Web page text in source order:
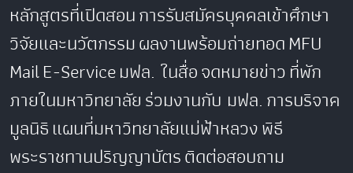
หลักสูตรที่เปิดสอนการรับสมัครบุคคลเข้าศึกษา
วิจัยและนวัตกรรมผลงานพร้อมถ่ายทอดMFU
MailE-Serviceมฟล. ในสื่อจดหมายข่าวที่พัก
ภายในมหาวิทยาลัยร่วมงานกับ มฟล.การบริจาค
มูลนิธิแผนที่มหาวิทยาลัยแม่ฟ้าหลวงพิธี
พระราชทานปริญญาบัตรติดต่อสอบถาม